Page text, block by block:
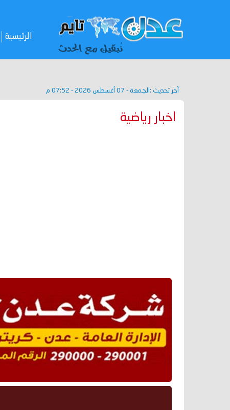
الرئيسية
آخر تحديث : الجمعة - 07 أغسطس 2026 - 07:52 م
اخبار رياضية